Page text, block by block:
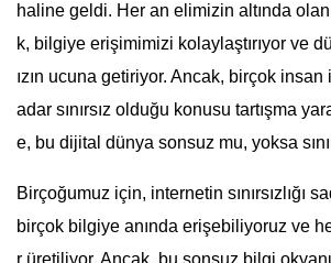
haline geldi. Her an elimizin altında
k, bilgiye erişimimizi kolaylaştırıyor ve
ızın ucuna getiriyor. Ancak, birçok
adar sınırsız olduğu konusu tartışma
e, bu dijital dünya sonsuz mu, yoksa
Birçoğumuz için, internetin sınırsızlığı
birçok bilgiye anında erişebiliyoruz ve
r üretiliyor. Ancak, bu sonsuz bilgi